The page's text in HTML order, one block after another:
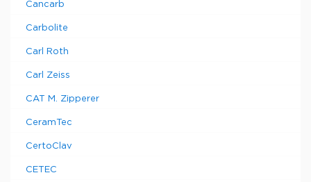
Cancarb
Carbolite
Carl Roth
Carl Zeiss
CAT M. Zipperer
CeramTec
CertoClav
CETEC